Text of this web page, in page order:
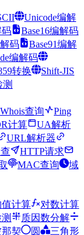
Unicode编解
码
Base16编解码
码
Base91编解
编解码
转换
Shift-JIS
Whois查询
Ping
计算
UA解析
URL解析器
HTTP请求
MAC查询
域
计算
对数计算
质因数分解
契 圆 三角形